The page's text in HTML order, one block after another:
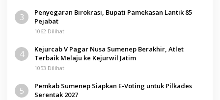
3
Penyegaran Birokrasi, Bupati Pamekasan Lantik 85
Pejabat
1062 Dilihat
4
Kejurcab V Pagar Nusa Sumenep Berakhir, Atlet
Terbaik Melaju ke Kejurwil Jatim
1053 Dilihat
5
Pemkab Sumenep Siapkan E-Voting untuk Pilkades
Serentak 2027